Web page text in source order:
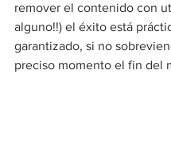
remover el contenido con
alguno!!) el éxito está
garantizado, si no
preciso momento el fin del